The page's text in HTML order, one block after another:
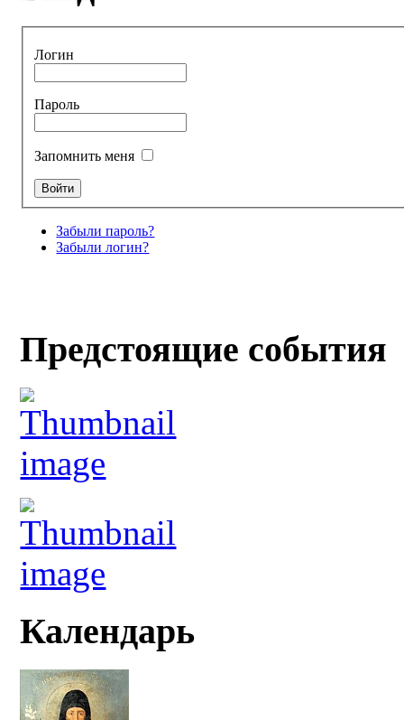
Логин
Пароль
Запомнить меня
Забыли пароль?
Забыли логин?
Предстоящие события
Календарь